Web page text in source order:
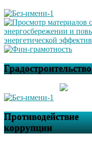
Градостроительство
Противодействие
коррупции